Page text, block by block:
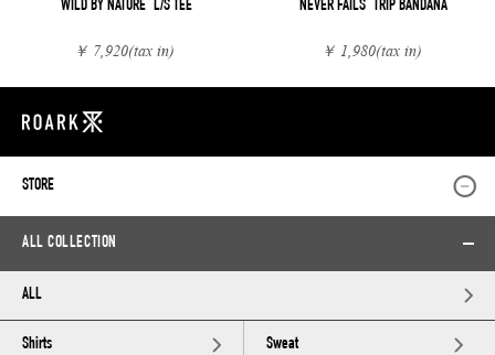
"WILD BY NATURE" L/S TEE
￥ 7,920(tax in)
"NEVER FAILS" TRIP BANDANA
￥ 1,980(tax in)
STORE
ALL COLLECTION
ALL
Shirts Sweat